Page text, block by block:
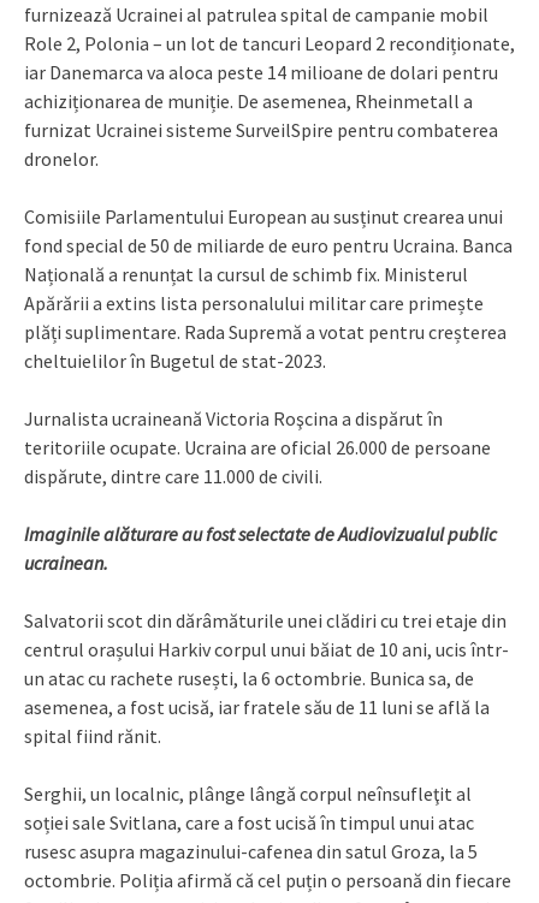
furnizează Ucrainei al patrulea spital de campanie mobil
Role 2, Polonia – un lot de tancuri Leopard 2 recondiționate,
iar Danemarca va aloca peste 14 milioane de dolari pentru
achiziționarea de muniție. De asemenea, Rheinmetall a
furnizat Ucrainei sisteme SurveilSpire pentru combaterea
dronelor.
Comisiile Parlamentului European au susținut crearea unui
fond special de 50 de miliarde de euro pentru Ucraina. Banca
Națională a renunțat la cursul de schimb fix. Ministerul
Apărării a extins lista personalului militar care primește
plăți suplimentare. Rada Supremă a votat pentru creșterea
cheltuielilor în Bugetul de stat-2023.
Jurnalista ucraineană Victoria Roşcina a dispărut în
teritoriile ocupate. Ucraina are oficial 26.000 de persoane
dispărute, dintre care 11.000 de civili.
Imaginile alăturare au fost selectate de Audiovizualul public
ucrainean.
Salvatorii scot din dărâmăturile unei clădiri cu trei etaje din
centrul orașului Harkiv corpul unui băiat de 10 ani, ucis într-
un atac cu rachete rusești, la 6 octombrie. Bunica sa, de
asemenea, a fost ucisă, iar fratele său de 11 luni se află la
spital fiind rănit.
Serghii, un localnic, plânge lângă corpul neînsufleţit al
soției sale Svitlana, care a fost ucisă în timpul unui atac
rusesc asupra magazinului-cafenea din satul Groza, la 5
octombrie. Poliția afirmă că cel puțin o persoană din fiecare